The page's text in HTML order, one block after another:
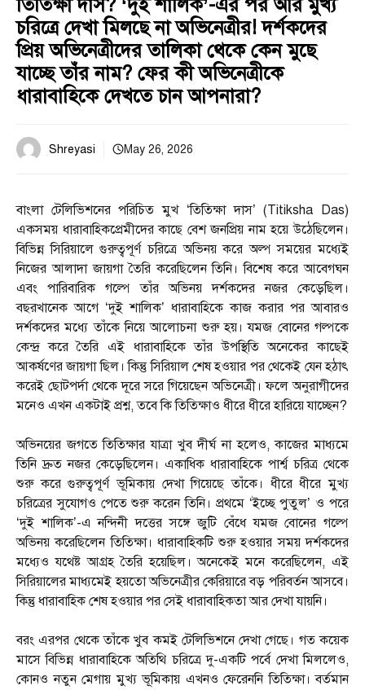
তিতিক্ষা দাস? ‘দুই শালিক’-এর পর আর মুখ্য
চরিত্রে দেখা মিলছে না অভিনেত্রীর! দর্শকদের
প্রিয় অভিনেত্রীদের তালিকা থেকে কেন মুছে
যাচ্ছে তাঁর নাম? ফের কী অভিনেত্রীকে
ধারাবাহিকে দেখতে চান আপনারা?
Shreyasi May 26, 2026
বাংলা টেলিভিশনের পরিচিত মুখ ‘তিতিক্ষা দাস’ (Titiksha Das)
একসময় ধারাবাহিকপ্রেমীদের কাছে বেশ জনপ্রিয় নাম হয়ে উঠেছিলেন।
বিভিন্ন সিরিয়ালে গুরুত্বপূর্ণ চরিত্রে অভিনয় করে অল্প সময়ের মধ্যেই
নিজের আলাদা জায়গা তৈরি করেছিলেন তিনি। বিশেষ করে আবেগঘন
এবং পারিবারিক গল্পে তাঁর অভিনয় দর্শকদের নজর কেড়েছিল।
বছরখানেক আগে ‘দুই শালিক’ ধারাবাহিকে কাজ করার পর আবারও
দর্শকদের মধ্যে তাঁকে নিয়ে আলোচনা শুরু হয়। যমজ বোনের গল্পকে
কেন্দ্র করে তৈরি এই ধারাবাহিকে তাঁর উপস্থিতি অনেকের কাছেই
আকর্ষণের জায়গা ছিল। কিন্তু সিরিয়াল শেষ হওয়ার পর থেকেই যেন হঠাৎ
করেই ছোটপর্দা থেকে দূরে সরে গিয়েছেন অভিনেত্রী। ফলে অনুরাগীদের
মনেও এখন একটাই প্রশ্ন, তবে কি তিতিক্ষাও ধীরে ধীরে হারিয়ে যাচ্ছেন?
অভিনয়ের জগতে তিতিক্ষার যাত্রা খুব দীর্ঘ না হলেও, কাজের মাধ্যমে
তিনি দ্রুত নজর কেড়েছিলেন। একাধিক ধারাবাহিকে পার্শ্ব চরিত্র থেকে
শুরু করে গুরুত্বপূর্ণ ভূমিকায় দেখা গিয়েছে তাঁকে। ধীরে ধীরে মুখ্য
চরিত্রের সুযোগও পেতে শুরু করেন তিনি। প্রথমে ‘ইচ্ছে পুতুল’ ও পরে
‘দুই শালিক’-এ নন্দিনী দত্তের সঙ্গে জুটি বেঁধে যমজ বোনের গল্পে
অভিনয় করেছিলেন তিতিক্ষা। ধারাবাহিকটি শুরু হওয়ার সময় দর্শকদের
মধ্যেও যথেষ্ট আগ্রহ তৈরি হয়েছিল। অনেকেই মনে করেছিলেন, এই
সিরিয়ালের মাধ্যমেই হয়তো অভিনেত্রীর কেরিয়ারে বড় পরিবর্তন আসবে।
কিন্তু ধারাবাহিক শেষ হওয়ার পর সেই ধারাবাহিকতা আর দেখা যায়নি।
বরং এরপর থেকে তাঁকে খুব কমই টেলিভিশনে দেখা গেছে। গত কয়েক
মাসে বিভিন্ন ধারাবাহিকে অতিথি চরিত্রে দু-একটি পর্বে দেখা মিললেও,
কোনও নতুন মেগায় মুখ্য ভূমিকায় এখনও ফেরেননি তিতিক্ষা। বর্তমান